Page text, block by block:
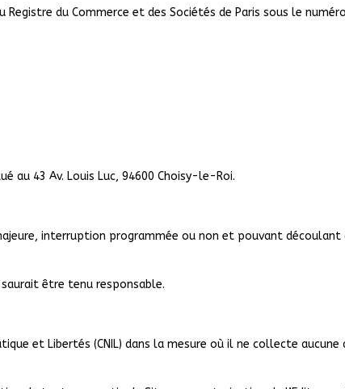
du Commerce et des Sociétés de Paris sous le
au 43 Av. Louis Luc, 94600 Choisy-le-Roi.
interruption programmée ou non et pouvant découlant
être tenu responsable.
et Libertés (CNIL) dans la mesure où il ne collecte aucune